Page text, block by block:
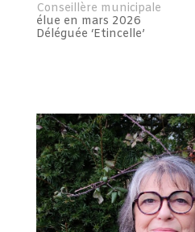
Conseillère municipale
élue en mars 2026
Déléguée ‘Etincelle’